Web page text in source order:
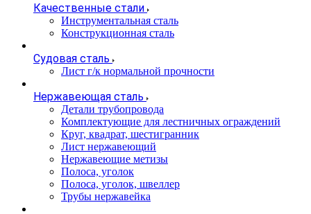
Качественные стали
Инструментальная сталь
Конструкционная сталь
Судовая сталь
Лист г/к нормальной прочности
Нержавеющая сталь
Детали трубопровода
Комплектующие для лестничных ограждений
Круг, квадрат, шестигранник
Лист нержавеющий
Нержавеющие метизы
Полоса, уголок
Полоса, уголок, швеллер
Трубы нержавейка